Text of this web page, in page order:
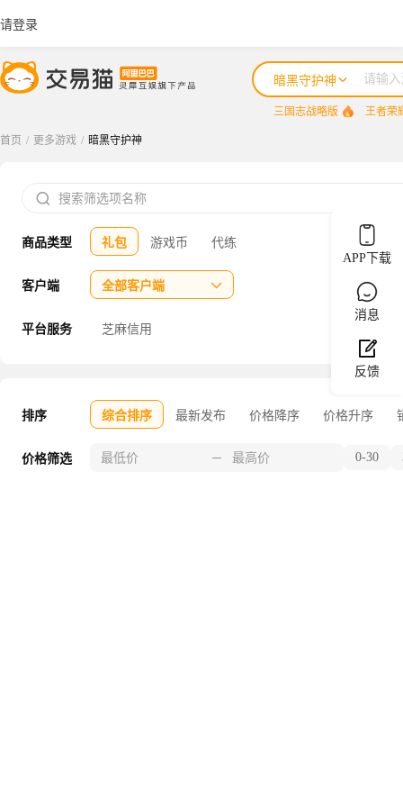
APP下载
消息
反馈
请登录
暗黑守护神
三国志战略版 王者荣
首页 / 更多游戏 / 暗黑守护神

商品类型 礼包 游戏币 代练
客户端 全部客户端 
平台服务 芝麻信用
排序 综合排序 最新发布 价格降序 价格升序
价格筛选 0-30